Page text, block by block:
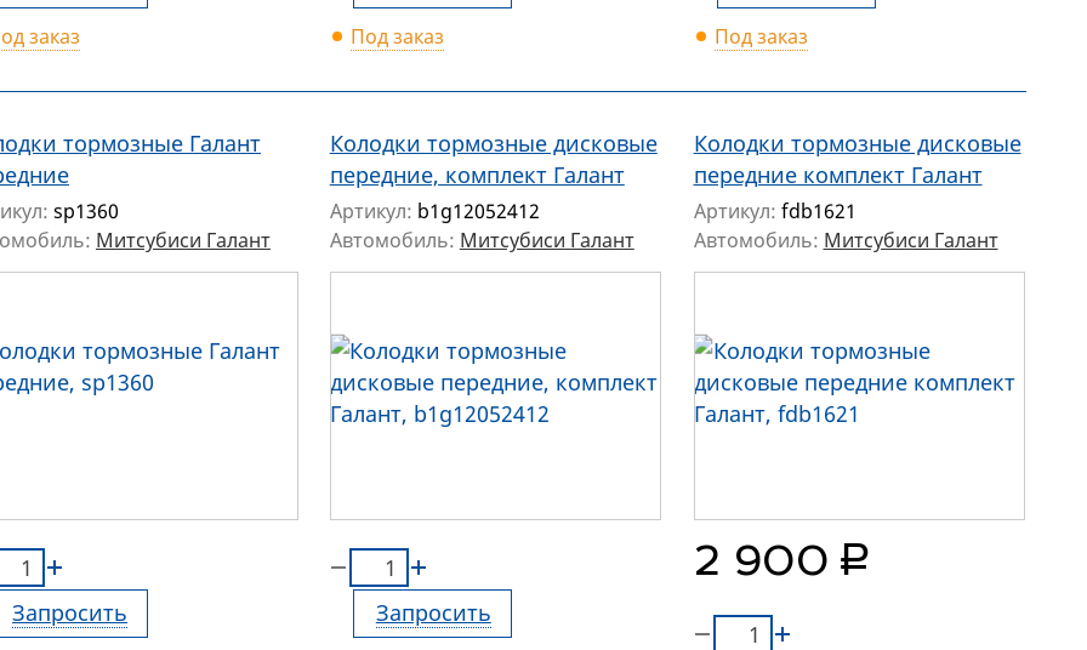
заказ Под заказ Под заказ
тормозные Галант
sp1360
Митсубиси Галант
Запросить
Колодки тормозные дисковые
передние, комплект Галант
Артикул: b1g12052412
Автомобиль: Митсубиси Галант
Запросить
Колодки тормозные дисковые
передние комплект Галант
Артикул: fdb1621
Автомобиль: Митсубиси Галант
2 900 руб.